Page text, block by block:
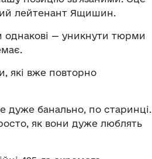
лейтенант Ящишин.
однакові — уникнути тюрми
які вже повторно
дуже банально, по старинці.
як вони дуже люблять